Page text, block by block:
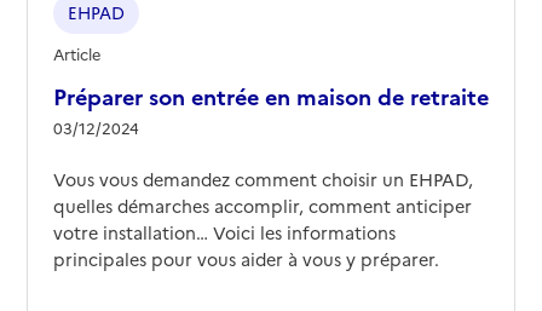
EHPAD Saint-Simon
75020-Paris 20e Arrondissement
Contact
Site internet
Rapport HAS
Voir les prix et prestations
Préparer son entrée en maison de retraite
03/12/2024
EHPAD
Article
Vous vous demandez comment choisir un EHPAD,
quelles démarches accomplir, comment anticiper
votre installation… Voici les informations
principales pour vous aider à vous y préparer.